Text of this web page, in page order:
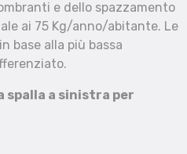
e dello spazzamento
ai 75 Kg/anno/abitante. Le
base alla più bassa
spalla a sinistra per